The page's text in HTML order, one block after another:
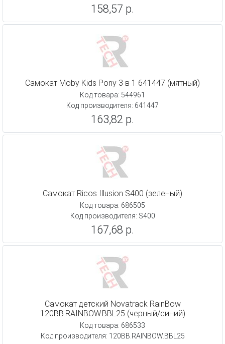
158,57 р.
Самокат Moby Kids Pony 3 в 1 641447 (мятный)
Код товара: 544961
Код производителя: 641447
163,82 р.
Самокат Ricos Illusion S400 (зеленый)
Код товара: 686505
Код производителя: S400
167,68 р.
Самокат детский Novatrack RainBow
120BB.RAINBOW.BBL25 (черный/синий)
Код товара: 686533
Код производителя: 120BB.RAINBOW.BBL25